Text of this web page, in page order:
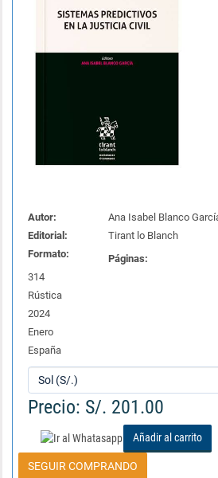
Autor:
Ana Isabel Blanco
Editorial:
Tirant lo Blanch
Formato:
Páginas:
314
Rústica
2024
Enero
España
Precio: S/. 201.00
Añadir al carrito
SEGUIR COMPRANDO